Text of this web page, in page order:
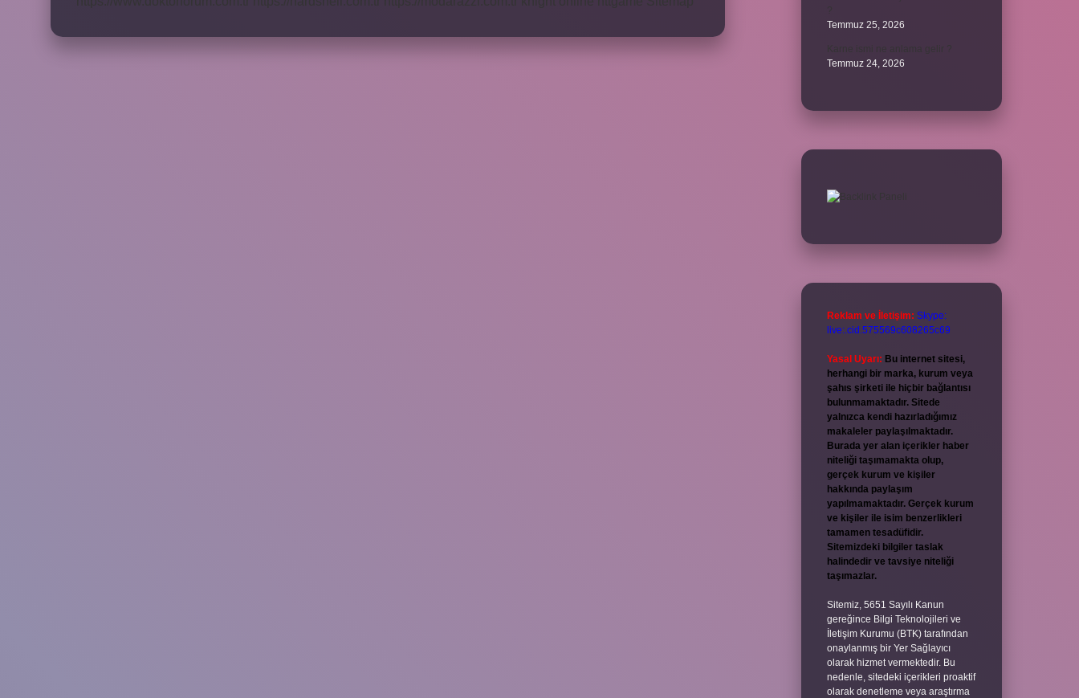
Temmuz 25, 2026
Temmuz 24, 2026
Reklam ve İletişim: Skype:
live:.cid.575569c608265c69
Yasal Uyarı: Bu internet sitesi,
herhangi bir marka, kurum veya
şahıs şirketi ile hiçbir bağlantısı
bulunmamaktadır. Sitede
yalnızca kendi hazırladığımız
makaleler paylaşılmaktadır.
Burada yer alan içerikler haber
niteliği taşımamakta olup,
gerçek kurum ve kişiler
hakkında paylaşım
yapılmamaktadır. Gerçek kurum
ve kişiler ile isim benzerlikleri
tamamen tesadüfidir.
Sitemizdeki bilgiler taslak
halindedir ve tavsiye niteliği
taşımazlar.
Sitemiz, 5651 Sayılı Kanun
gereğince Bilgi Teknolojileri ve
İletişim Kurumu (BTK) tarafından
onaylanmış bir Yer Sağlayıcı
olarak hizmet vermektedir. Bu
nedenle, sitedeki içerikleri proaktif
olarak denetleme veya araştırma